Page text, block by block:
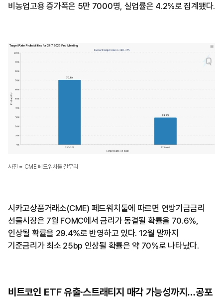
비농업고용 증가폭은 5만 7000명, 실업률은 4.2%로 집계됐다.
사진 = CME 페드워치툴 갈무리
시카고상품거래소(CME) 페드워치툴에 따르면 연방기금금리
선물시장은 7월 FOMC에서 금리가 동결될 확률을 70.6%,
인상될 확률을 29.4%로 반영하고 있다. 12월 말까지
기준금리가 최소 25bp 인상될 확률은 약 70%로 나타났다.
비트코인 ETF 유출·스트래티지 매각 가능성까지…공포